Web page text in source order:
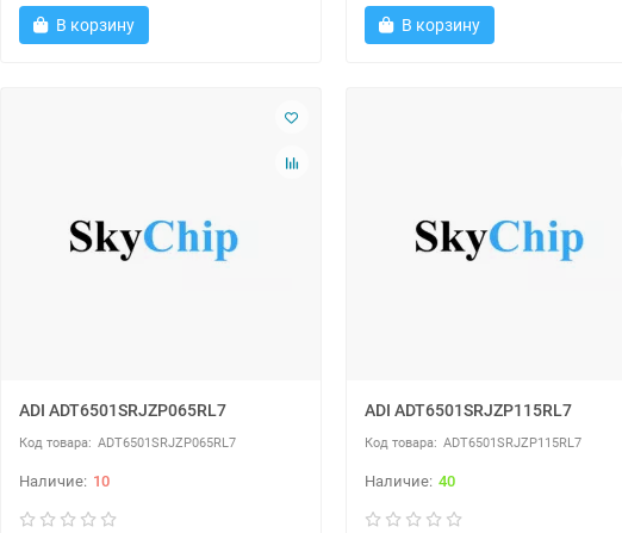
В корзину В корзину
ADI ADT6501SRJZP065RL7
ADT6501SRJZP065RL7
10
ADI ADT6501SRJZP115RL7
ADT6501SRJZP115RL7
40